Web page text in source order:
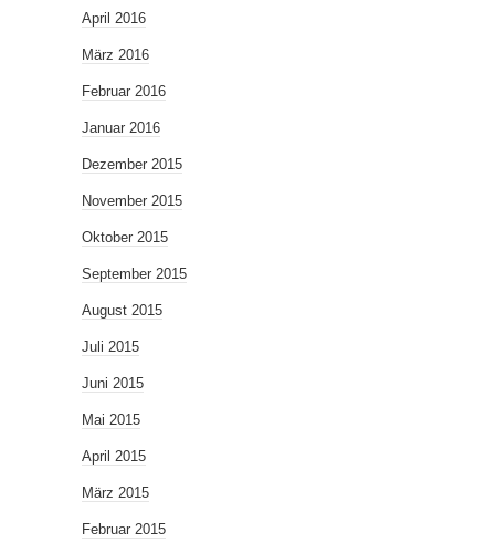
April 2016
März 2016
Februar 2016
Januar 2016
Dezember 2015
November 2015
Oktober 2015
September 2015
August 2015
Juli 2015
Juni 2015
Mai 2015
April 2015
März 2015
Februar 2015